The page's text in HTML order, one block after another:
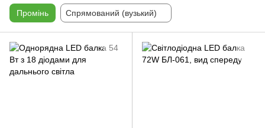
Промінь Спрямований (вузький)